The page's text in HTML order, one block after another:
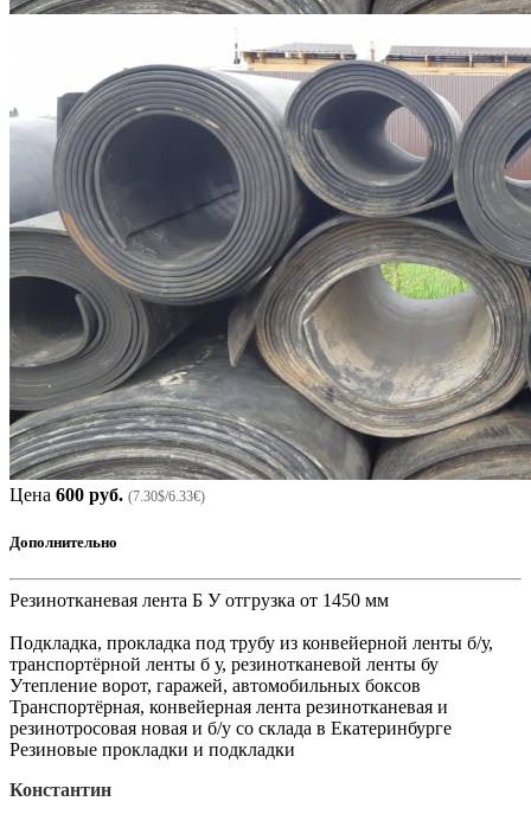
Цена 600 руб. (7.30$/6.33€)
Дополнительно
Резинотканевая лента Б У отгрузка от 1450 мм
Подкладка, прокладка под трубу из конвейерной ленты б/у,
транспортёрной ленты б у, резинотканевой ленты бу
Утепление ворот, гаражей, автомобильных боксов
Транспортёрная, конвейерная лента резинотканевая и
резинотросовая новая и б/у со склада в Екатеринбурге
Резиновые прокладки и подкладки
Константин